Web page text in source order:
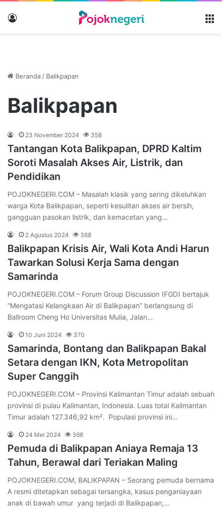
Beranda / Balikpapan
Balikpapan
23 November 2024 358
Tantangan Kota Balikpapan, DPRD Kaltim
Soroti Masalah Akses Air, Listrik, dan
Pendidikan
POJOKNEGERI.COM – Masalah klasik yang sering dikeluhkan
warga Kota Balikpapan, seperti kesulitan akses air bersih,
gangguan pasokan listrik, dan kemacetan yang…
2 Agustus 2024 368
Balikpapan Krisis Air, Wali Kota Andi Harun
Tawarkan Solusi Kerja Sama dengan
Samarinda
POJOKNEGERI.COM – Forum Group Discussion (FGD) bertajuk
“Mengatasi Kelangkaan Air di Balikpapan” berlangsung di
Ballroom Cheng Ho Universitas Mulia, Jalan…
10 Juni 2024 370
Samarinda, Bontang dan Balikpapan Bakal
Setara dengan IKN, Kota Metropolitan
Super Canggih
POJOKNEGERI.COM – Provinsi Kalimantan Timur adalah sebuah
provinsi di pulau Kalimantan, Indonesia. Luas total Kalimantan
Timur adalah 127.346,92 km². Populasi provinsi ini…
24 Mei 2024 366
Pemuda di Balikpapan Aniaya Remaja 13
Tahun, Berawal dari Teriakan Maling
POJOKNEGERI.COM, BALIKPAPAN – Seorang pemuda bernama
A resmi ditetapkan sebagai tersangka, kasus penganiayaan
anak di bawah umur yang terjadi di Balikpapan,…